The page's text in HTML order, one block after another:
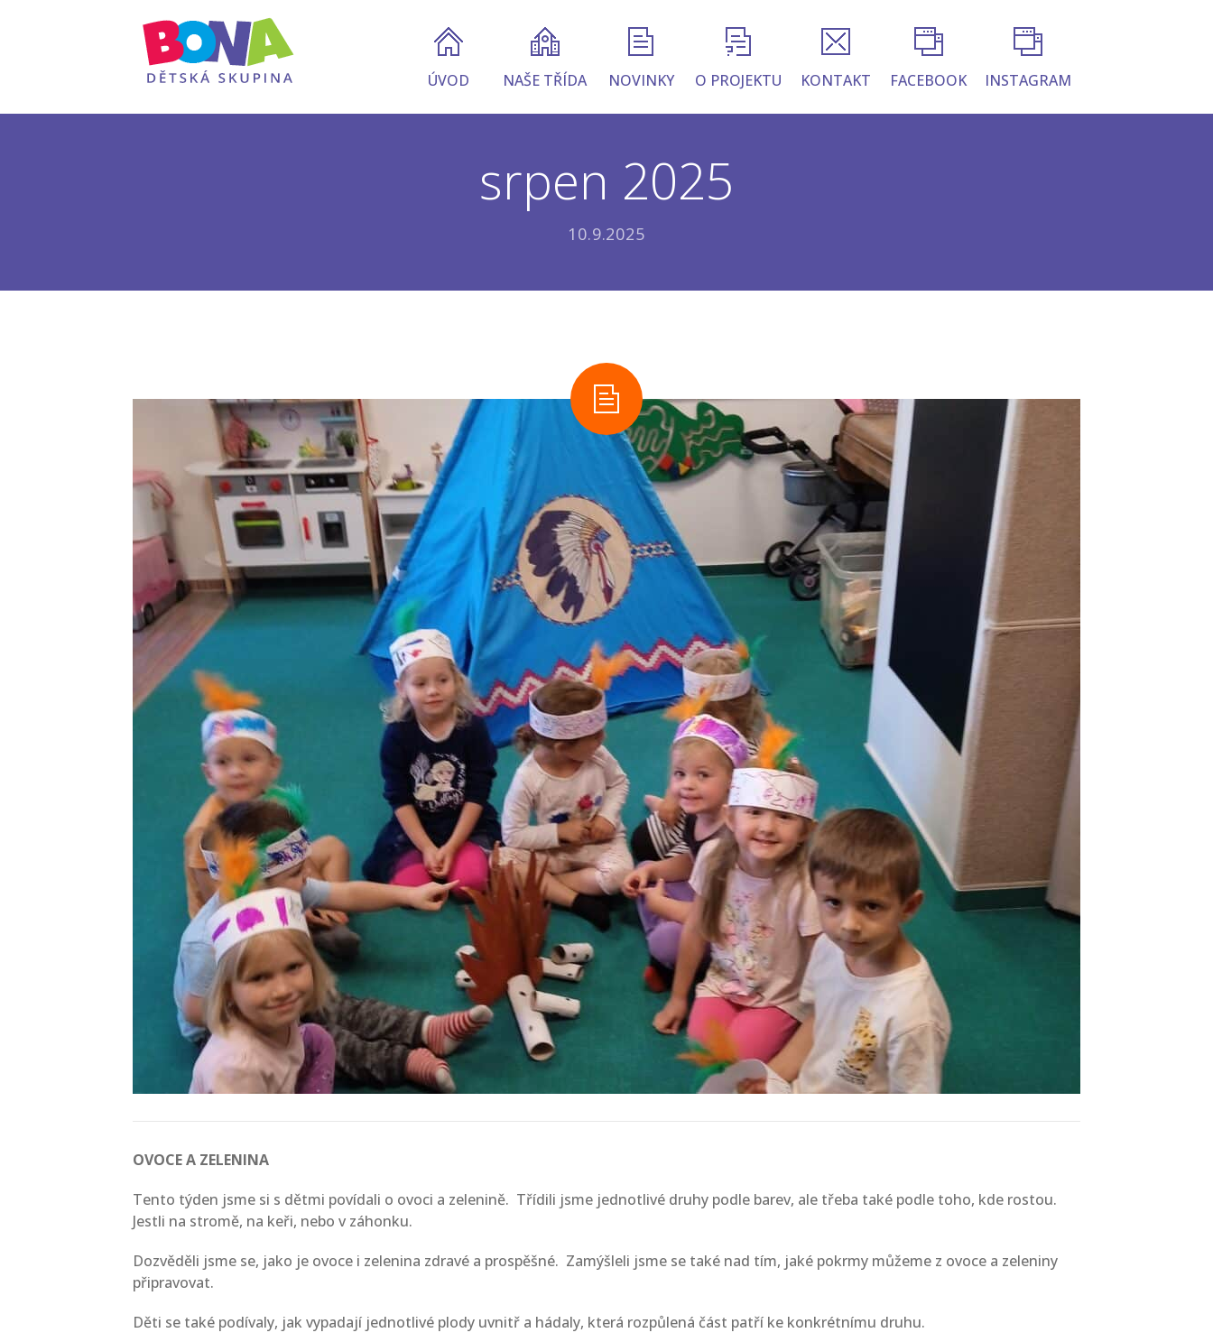
ÚVOD NAŠE TŘÍDA NOVINKY O PROJEKTU KONTAKT FACEBOOK INSTAGRAM
srpen 2025
10.9.2025
OVOCE A ZELENINA
Tento týden jsme si s dětmi povídali o ovoci a zelenině. Třídili jsme jednotlivé druhy podle barev, ale třeba také podle toho, kde rostou.
Jestli na stromě, na keři, nebo v záhonku.
Dozvěděli jsme se, jako je ovoce i zelenina zdravé a prospěšné. Zamýšleli jsme se také nad tím, jaké pokrmy můžeme z ovoce a zeleniny
připravovat.
Děti se také podívaly, jak vypadají jednotlivé plody uvnitř a hádaly, která rozpůlená část patří ke konkrétnímu druhu.